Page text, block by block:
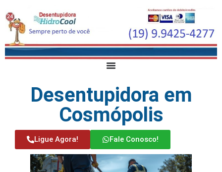
Desentupidora em
Cosmópolis
Ligue Agora! Fale Conosco!